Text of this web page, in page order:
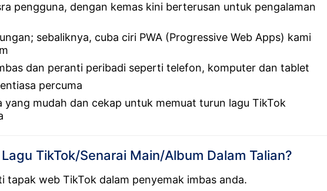
pengguna, dengan kemas kini berterusan untuk pengalaman
sebaliknya, cuba ciri PWA (Progressive Web Apps) kami
dan peranti peribadi seperti telefon, komputer dan tablet
percuma
yang mudah dan cekap untuk memuat turun lagu TikTok
TikTok/Senarai Main/Album Dalam Talian?
tapak web TikTok dalam penyemak imbas anda.